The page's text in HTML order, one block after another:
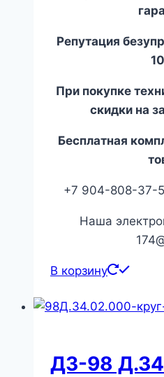
Репутация
При покупке
скидки на
Бесплатная
+7 904-808-37-
Наша
В корзину
ДЗ-98